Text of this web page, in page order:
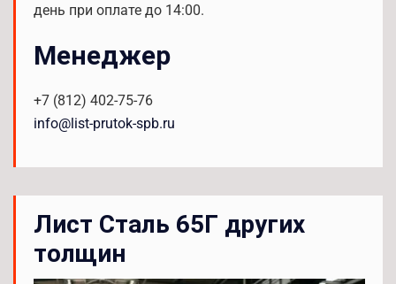
день при оплате до 14:00.
Менеджер
+7 (812) 402-75-76
info@list-prutok-spb.ru
Лист Сталь 65Г других
толщин